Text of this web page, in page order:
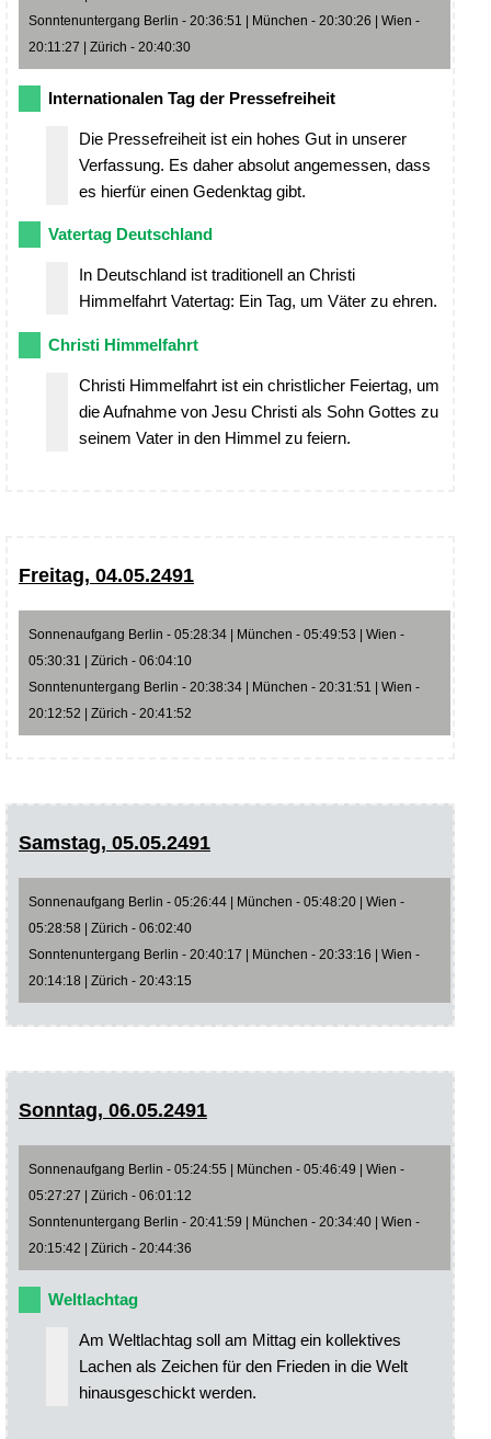
Sonntenuntergang Berlin - 20:36:51 | München - 20:30:26 | Wien -
20:11:27 | Zürich - 20:40:30
Internationalen Tag der Pressefreiheit
Die Pressefreiheit ist ein hohes Gut in unserer
Verfassung. Es daher absolut angemessen, dass
es hierfür einen Gedenktag gibt.
Vatertag Deutschland
In Deutschland ist traditionell an Christi
Himmelfahrt Vatertag: Ein Tag, um Väter zu ehren.
Christi Himmelfahrt
Christi Himmelfahrt ist ein christlicher Feiertag, um
die Aufnahme von Jesu Christi als Sohn Gottes zu
seinem Vater in den Himmel zu feiern.
Freitag, 04.05.2491
Sonnenaufgang Berlin - 05:28:34 | München - 05:49:53 | Wien -
05:30:31 | Zürich - 06:04:10
Sonntenuntergang Berlin - 20:38:34 | München - 20:31:51 | Wien -
20:12:52 | Zürich - 20:41:52
Samstag, 05.05.2491
Sonnenaufgang Berlin - 05:26:44 | München - 05:48:20 | Wien -
05:28:58 | Zürich - 06:02:40
Sonntenuntergang Berlin - 20:40:17 | München - 20:33:16 | Wien -
20:14:18 | Zürich - 20:43:15
Sonntag, 06.05.2491
Sonnenaufgang Berlin - 05:24:55 | München - 05:46:49 | Wien -
05:27:27 | Zürich - 06:01:12
Sonntenuntergang Berlin - 20:41:59 | München - 20:34:40 | Wien -
20:15:42 | Zürich - 20:44:36
Weltlachtag
Am Weltlachtag soll am Mittag ein kollektives
Lachen als Zeichen für den Frieden in die Welt
hinausgeschickt werden.